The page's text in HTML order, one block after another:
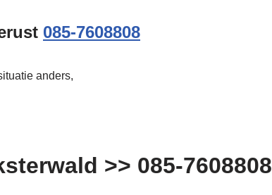
085-7608808
anders,
>> 085-7608808